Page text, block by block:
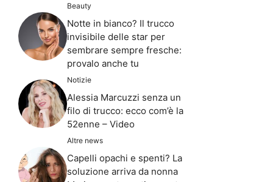
Beauty
Notte in bianco? Il trucco
invisibile delle star per
sembrare sempre fresche:
provalo anche tu
Notizie
Alessia Marcuzzi senza un
filo di trucco: ecco com’è la
52enne – Video
Altre news
Capelli opachi e spenti? La
soluzione arriva da nonna